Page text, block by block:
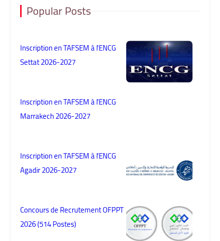
Popular Posts
Inscription en TAFSEM à l'ENCG
Settat 2026-2027
Inscription en TAFSEM à l'ENCG
Marrakech 2026-2027
Inscription en TAFSEM à l'ENCG
Agadir 2026-2027
Concours de Recrutement OFPPT
2026 (514 Postes)